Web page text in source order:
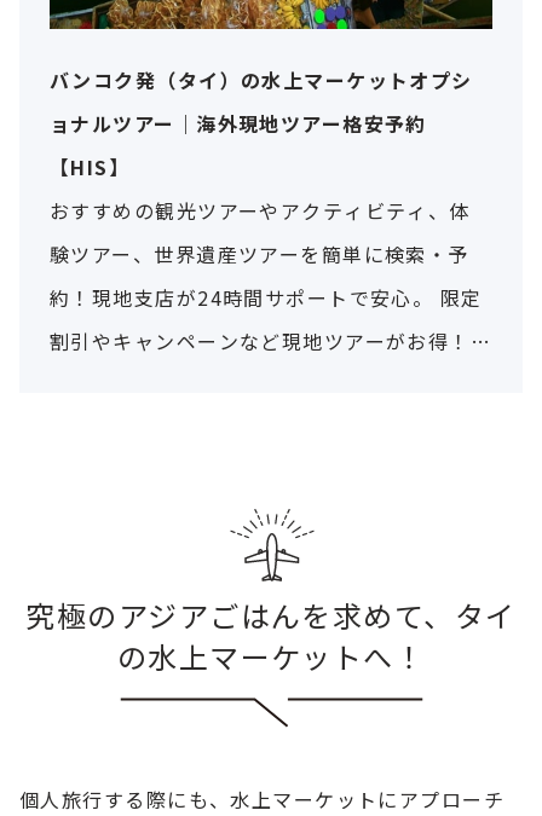
バンコク発（タイ）の水上マーケットオプシ
ョナルツアー｜海外現地ツアー格安予約
【HIS】
おすすめの観光ツアーやアクティビティ、体
験ツアー、世界遺産ツアーを簡単に検索・予
約！現地支店が24時間サポートで安心。 限定
割引やキャンペーンなど現地ツアーがお得！
究極のアジアごはんを求めて、タイ
の水上マーケットへ！
個人旅行する際にも、水上マーケットにアプローチ